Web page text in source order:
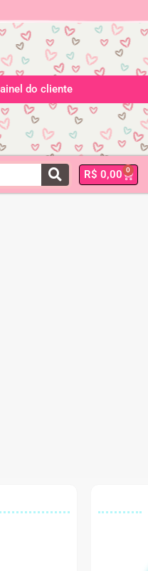
do cliente
R$ 0,00 0